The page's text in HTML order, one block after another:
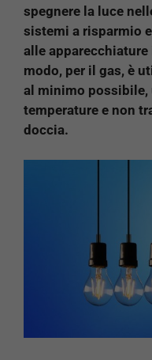
spegnere la luce
sistemi a risparmio
alle
modo, per il gas, è
al minimo possibile,
temperature e non
doccia.